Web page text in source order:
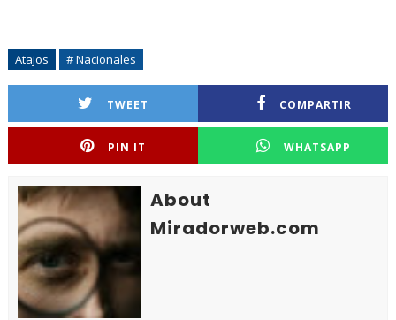
Atajos # Nacionales
TWEET COMPARTIR
PIN IT WHATSAPP
About
Miradorweb.com